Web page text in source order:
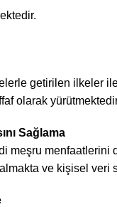
getirilen ilkeler
olarak
Sağlama
meşru
ve kişisel